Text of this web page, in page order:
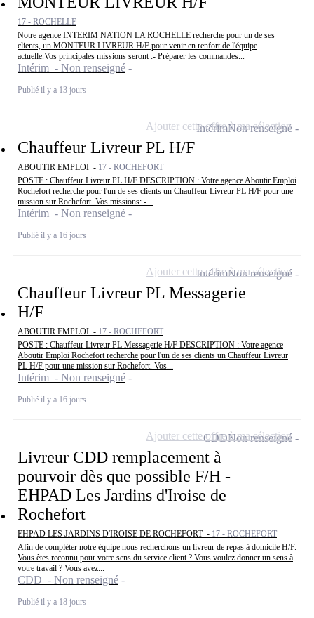
17 - ROCHELLE
Notre agence INTERIM NATION LA ROCHELLE recherche pour un de ses
clients, un MONTEUR LIVREUR H/F pour venir en renfort de l'équipe
actuelle.Vos principales missions seront :- Préparer les commandes...
Intérim - Non renseigné
Publié il y a 13 jours
Chauffeur Livreur PL H/F
ABOUTIR EMPLOI - 17 - ROCHEFORT
POSTE : Chauffeur Livreur PL H/F DESCRIPTION : Votre agence Aboutir Emploi
Rochefort recherche pour l'un de ses clients un Chauffeur Livreur PL H/F pour une
mission sur Rochefort. Vos missions: -...
Intérim - Non renseigné
Publié il y a 16 jours
IntérimNon renseigné
Ajouter cette offre à ma sélection
Chauffeur Livreur PL Messagerie
H/F
ABOUTIR EMPLOI - 17 - ROCHEFORT
POSTE : Chauffeur Livreur PL Messagerie H/F DESCRIPTION : Votre agence
Aboutir Emploi Rochefort recherche pour l'un de ses clients un Chauffeur Livreur
PL H/F pour une mission sur Rochefort. Vos...
Intérim - Non renseigné
Publié il y a 16 jours
IntérimNon renseigné
Ajouter cette offre à ma sélection
Livreur CDD remplacement à
pourvoir dès que possible F/H -
EHPAD Les Jardins d'Iroise de
Rochefort
EHPAD LES JARDINS D'IROISE DE ROCHEFORT - 17 - ROCHEFORT
Afin de compléter notre équipe nous recherchons un livreur de repas à domicile H/F.
Vous êtes reconnu pour votre sens du service client ? Vous voulez donner un sens à
votre travail ? Vous avez...
CDD - Non renseigné
Publié il y a 18 jours
CDDNon renseigné
Ajouter cette offre à ma sélection